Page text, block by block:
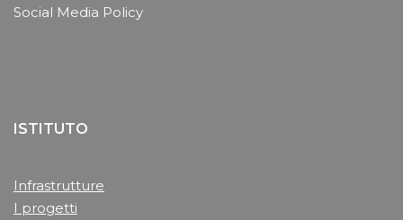
Social Media Policy
ISTITUTO
Infrastrutture
I progetti